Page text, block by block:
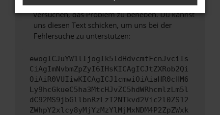
hast, kontaktiere uns bitte. Wir werden
versuchen, das Problem zu beheben. Du kannst
uns diesen Text schicken, um uns bei der
Fehlersuche zu unterstützen:
ewogICJuYW1lIjogIk5ldHdvcmtFcnJvciIs
CiAgImNvbmZpZyI6IHsKICAgICJtZXRob2Qi
OiAiR0VUIiwKICAgICJ1cmwiOiAiaHR0cHM6
Ly9hcGkueC5ha3MtcHJvZC5hdWRhcmlzLm5l
dC92MS9jbGllbnRzLzI2NTkvd2Vic2l0ZS12
ZWhpY2xlcy8yMjYzMzYlMjMxNDM4P2ZpZWxk